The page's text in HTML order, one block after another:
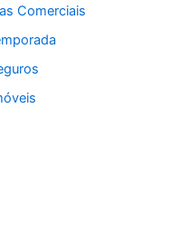
Comerciais